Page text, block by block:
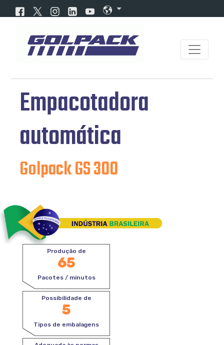
Empacotadora
automática
Golpack GS 300
Produção de
65
Pacotes / minutos
Possibilidade de
5
Tipos de embalagens